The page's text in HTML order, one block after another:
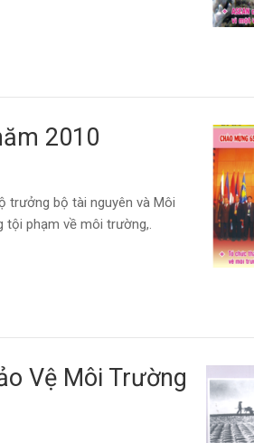
2010
trưởng bộ tài nguyên và Môi
tội phạm về môi trường,.
Vệ Môi Trường